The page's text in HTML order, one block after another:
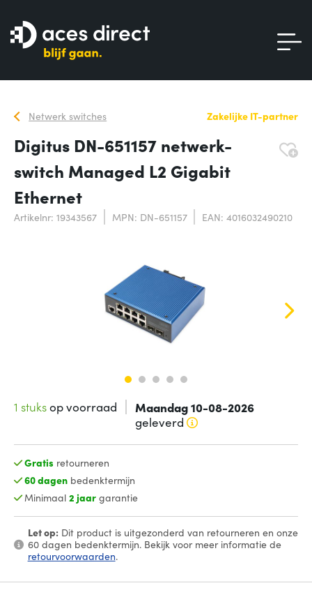
Netwerk switches Zakelijke IT-partner
Digitus DN-651157 netwerk-
switch Managed L2 Gigabit
Ethernet
Artikelnr: 19343567 MPN: DN-651157 EAN: 4016032490210
1 stuksop voorraad Maandag 10-08-2026
geleverd
Gratis retourneren
60 dagenbedenktermijn
Minimaal 2 jaargarantie
Let op:Dit product is uitgezonderd van retourneren en onze
60 dagen bedenktermijn. Bekijk voor meer informatie de
retourvoorwaarden.